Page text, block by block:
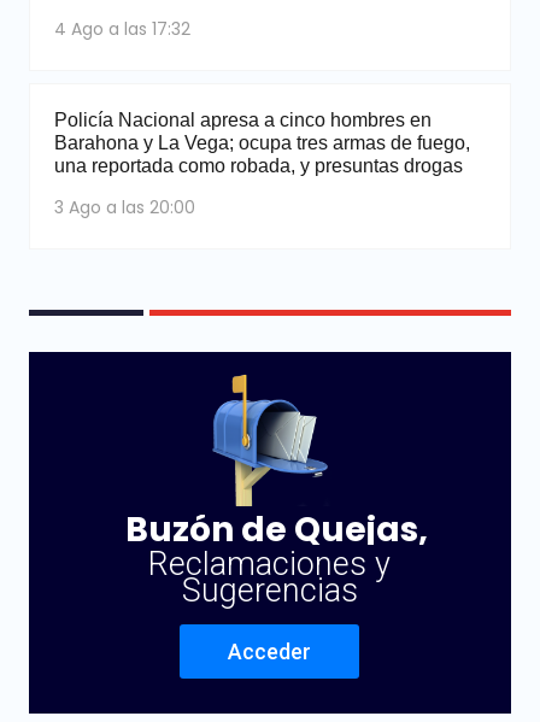
4 Ago a las 17:32
Policía Nacional apresa a cinco hombres en
Barahona y La Vega; ocupa tres armas de fuego,
una reportada como robada, y presuntas drogas
3 Ago a las 20:00
Buzón de Quejas,
Reclamaciones y
Sugerencias
Acceder